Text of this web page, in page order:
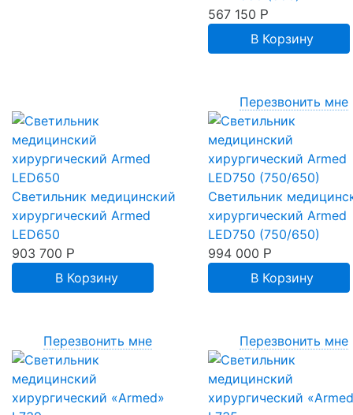
567 150 Р
В Корзину
Перезвонить мне
Светильник медицинский
хирургический Armed
LED650
903 700 Р
В Корзину
Перезвонить мне
Светильник
хирургический Armed
LED750 (750/650)
994 000 Р
В Корзину
Перезвонить мне